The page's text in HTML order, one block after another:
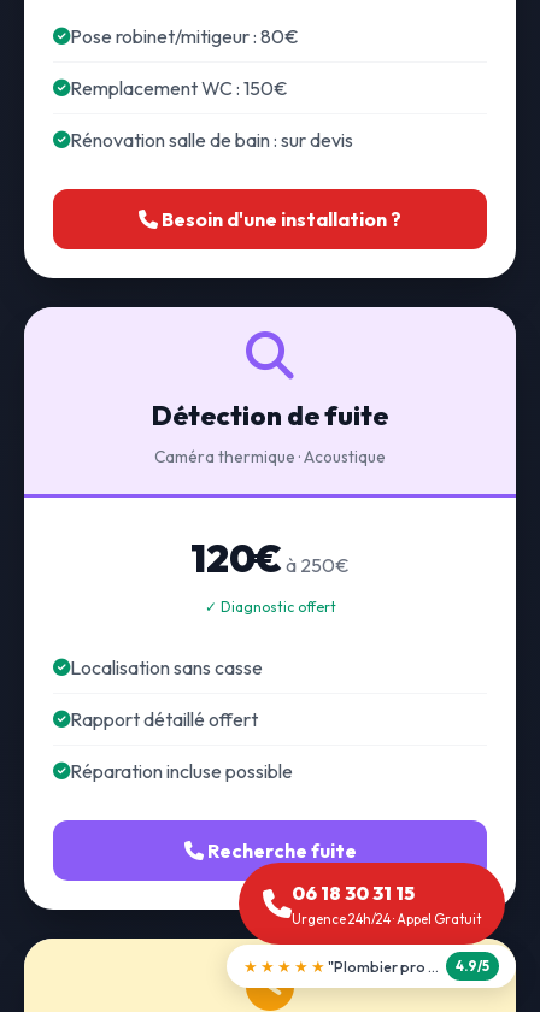
Pose robinet/mitigeur : 80€
Remplacement WC : 150€
Rénovation salle de bain : sur devis
Besoin d'une installation ?
Détection de fuite
Caméra thermique · Acoustique
120€ à 250€
✓ Diagnostic offert
Localisation sans casse
Rapport détaillé offert
Réparation incluse possible
Recherche fuite
06 18 30 31 15
Urgence 24h/24 · Appel Gratuit
★★★★★ "Débouchage WC en 30 min" 5.0/5